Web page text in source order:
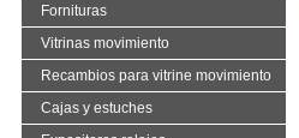
Fornituras
Vitrinas movimiento
Recambios para vitrine movimiento
Cajas y estuches